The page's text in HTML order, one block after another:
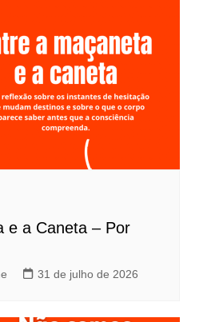
e a Caneta – Por
31 de julho de 2026